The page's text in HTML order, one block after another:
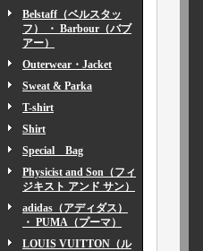
Belstaff（ベルスタッ
フ） ・ Barbour（バブ
アー）
Outerwear・Jacket
Sweat & Parka
T-shirt
Shirt
Special Bag
Physicist and Son（フィ
ジキスト アンド サン）
adidas（アディダス）
・ PUMA（プーマ）
LOUIS VUITTON（ル